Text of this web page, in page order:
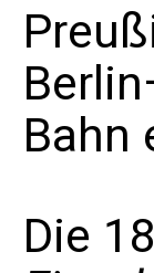
Berlin
Bahn
Die